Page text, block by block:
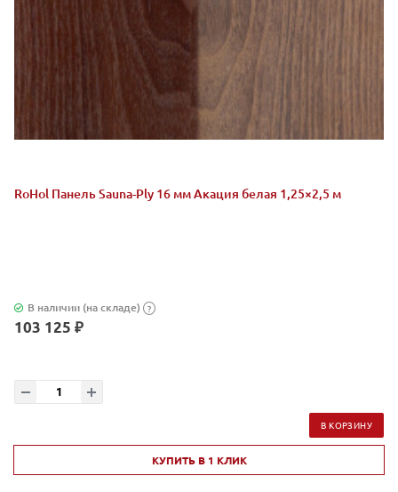
RoHol Панель Sauna-Ply 16 мм Акация белая 1,25×2,5 м
В наличии (на складе) ?
103 125 ₽
В КОРЗИНУ
КУПИТЬ В 1 КЛИК